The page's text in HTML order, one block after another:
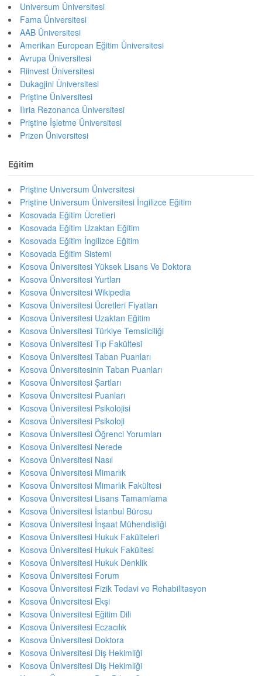
Universum Üniversitesi
Fama Üniversitesi
AAB Üniversitesi
Amerikan European Eğitim Üniversitesi
Avrupa Üniversitesi
Riinvest Üniversitesi
Dukagjini Üniversitesi
Priştine Üniversitesi
Ilıria Rezonanca Üniversitesi
Priştine İşletme Üniversitesi
Prizen Üniversitesi
Eğitim
Priştine Universum Üniversitesi
Priştine Universum Üniversitesi İngilizce Eğitim
Kosovada Eğitim Ücretleri
Kosovada Eğitim Uzaktan Eğitim
Kosovada Eğitim İngilizce Eğitim
Kosovada Eğitim Sistemi
Kosova Üniversitesi Yüksek Lisans Ve Doktora
Kosova Üniversitesi Yurtları
Kosova Üniversitesi Wikipedia
Kosova Üniversitesi Ücretleri Fiyatları
Kosova Üniversitesi Uzaktan Eğitim
Kosova Üniversitesi Türkiye Temsilciliği
Kosova Üniversitesi Tıp Fakültesi
Kosova Üniversitesi Taban Puanları
Kosova Üniversitesinin Taban Puanları
Kosova Üniversitesi Şartları
Kosova Üniversitesi Puanları
Kosova Üniversitesi Psikolojisi
Kosova Üniversitesi Psikoloji
Kosova Üniversitesi Öğrenci Yorumları
Kosova Üniversitesi Nerede
Kosova Üniversitesi Nasıl
Kosova Üniversitesi Mimarlık
Kosova Üniversitesi Mimarlık Fakültesi
Kosova Üniversitesi Lisans Tamamlama
Kosova Üniversitesi İstanbul Bürosu
Kosova Üniversitesi İnşaat Mühendisliği
Kosova Üniversitesi Hukuk Fakülteleri
Kosova Üniversitesi Hukuk Fakültesi
Kosova Üniversitesi Hukuk Denklik
Kosova Üniversitesi Forum
Kosova Üniversitesi Fizik Tedavi ve Rehabilitasyon
Kosova Üniversitesi Ekşi
Kosova Üniversitesi Eğitim Dili
Kosova Üniversitesi Eczacılık
Kosova Üniversitesi Doktora
Kosova Üniversitesi Diş Hekimliği
Kosova Üniversitesi Diş Hekimliği